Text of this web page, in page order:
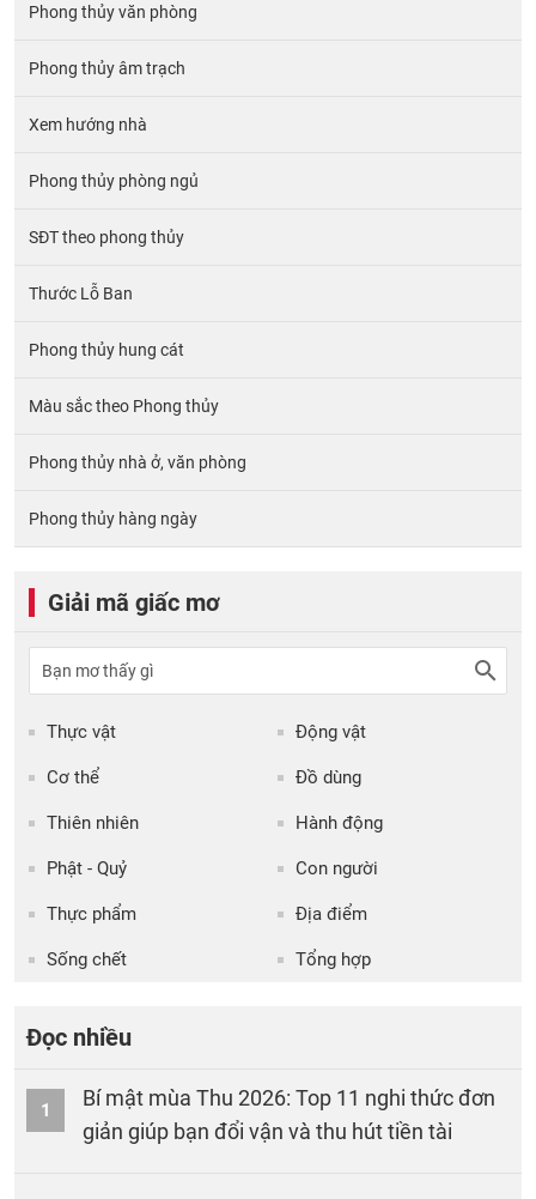
Phong thủy văn phòng
Phong thủy âm trạch
Xem hướng nhà
Phong thủy phòng ngủ
SĐT theo phong thủy
Thước Lỗ Ban
Phong thủy hung cát
Màu sắc theo Phong thủy
Phong thủy nhà ở, văn phòng
Phong thủy hàng ngày
Giải mã giấc mơ
Thực vật Động vật
Cơ thể Đồ dùng
Thiên nhiên Hành động
Phật - Quỷ Con người
Thực phẩm Địa điểm
Sống chết Tổng hợp
Đọc nhiều
1
Bí mật mùa Thu 2026: Top 11 nghi thức đơn
giản giúp bạn đổi vận và thu hút tiền tài